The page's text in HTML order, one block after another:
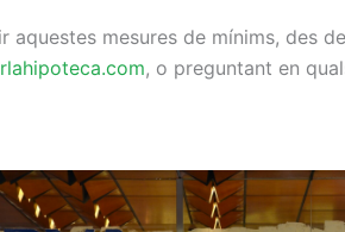
aquestes mesures de mínims, des
, o preguntant en